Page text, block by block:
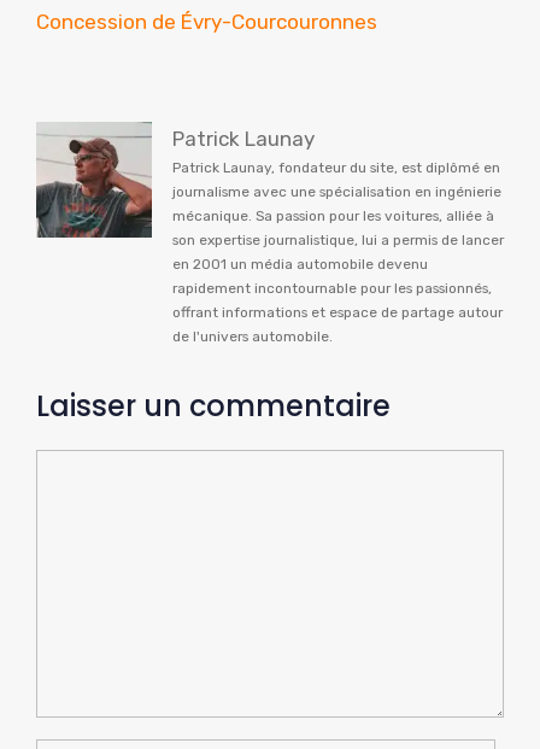
Concession de Évry-Courcouronnes
Patrick Launay
Patrick Launay, fondateur du site, est diplômé en
journalisme avec une spécialisation en ingénierie
mécanique. Sa passion pour les voitures, alliée à
son expertise journalistique, lui a permis de lancer
en 2001 un média automobile devenu
rapidement incontournable pour les passionnés,
offrant informations et espace de partage autour
de l'univers automobile.
Laisser un commentaire